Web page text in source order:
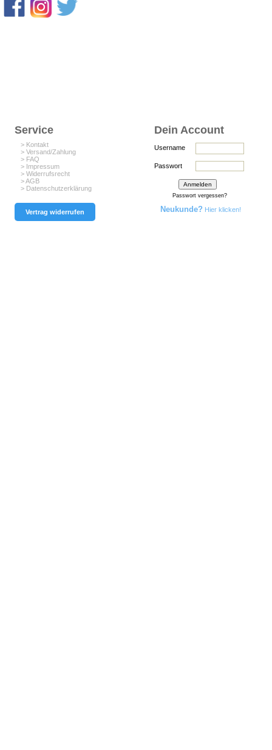
Service
> Kontakt
> Versand/Zahlung
> FAQ
> Impressum
> Widerrufsrecht
> AGB
> Datenschutzerklärung
Vertrag widerrufen
Dein Account
Username
Passwort
Passwort vergessen?
Neukunde? Hier klicken!